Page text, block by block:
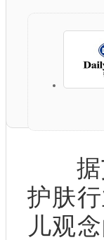
据艾
护肤
儿观